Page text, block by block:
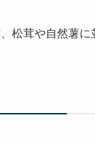
、松茸や自然薯